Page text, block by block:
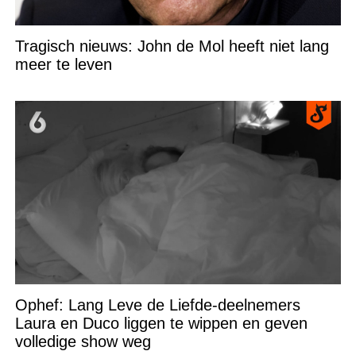
Tragisch nieuws: John de Mol heeft niet lang
meer te leven
Ophef: Lang Leve de Liefde-deelnemers
Laura en Duco liggen te wippen en geven
volledige show weg